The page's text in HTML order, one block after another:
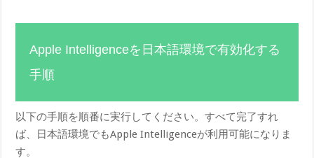
Apple Intelligenceを日本語環境で有効化する
手順
以下の手順を順番に実行してください。すべて完了すれ
ば、日本語環境でもApple Intelligenceが利用可能になりま
す。